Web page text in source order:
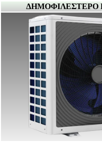
ΔΗΜΟΦΙΛΕΣΤΕΡΟ